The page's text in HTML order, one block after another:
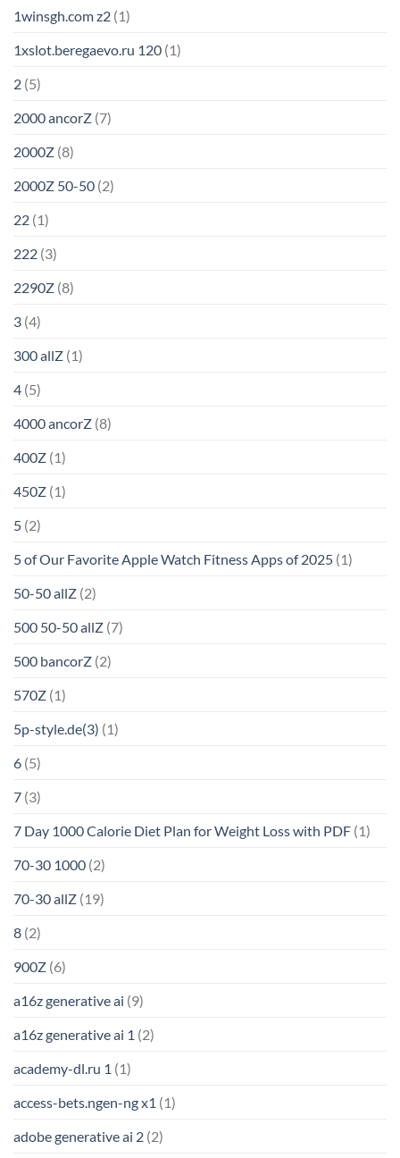
1winsgh.com z2 (1)
1xslot.beregaevo.ru 120 (1)
2 (5)
2000 ancorZ (7)
2000Z (8)
2000Z 50-50 (2)
22 (1)
222 (3)
2290Z (8)
3 (4)
300 allZ (1)
4 (5)
4000 ancorZ (8)
400Z (1)
450Z (1)
5 (2)
5 of Our Favorite Apple Watch Fitness Apps of 2025 (1)
50-50 allZ (2)
500 50-50 allZ (7)
500 bancorZ (2)
570Z (1)
5p-style.de(3) (1)
6 (5)
7 (3)
7 Day 1000 Calorie Diet Plan for Weight Loss with PDF (1)
70-30 1000 (2)
70-30 allZ (19)
8 (2)
900Z (6)
a16z generative ai (9)
a16z generative ai 1 (2)
academy-dl.ru 1 (1)
access-bets.ngen-ng x1 (1)
adobe generative ai 2 (2)